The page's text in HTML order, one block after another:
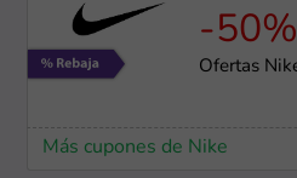
-50%
Ofertas
Más cupones de Nike